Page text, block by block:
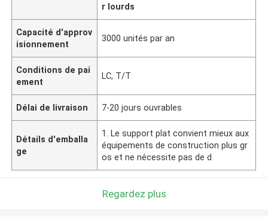
r lourds
Capacité d'approv
isionnement
3000 unités par an
Conditions de pai
ement
LC, T/T
Délai de livraison 7-20 jours ouvrables
Détails d'emballa
ge
1. Le support plat convient mieux aux
équipements de construction plus gr
os et ne nécessite pas de d
Regardez plus